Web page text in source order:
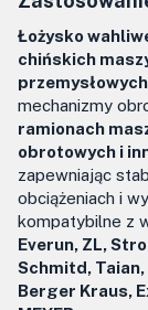
Łożysko
chińskich
przemysłowych
mechanizmy
ramionach
obrotowych i
zapewniając
obciążeniach i
kompatybilne z
Everun, ZL,
Schmitd, Taian,
Berger Kraus,